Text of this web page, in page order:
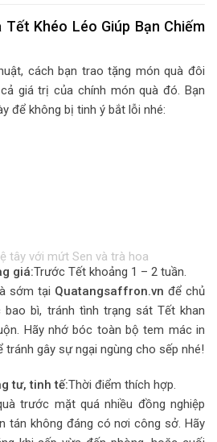
Tết Khéo Léo Giúp Bạn Chiếm
cách bạn trao tặng món quà đôi
giá trị của chính món quà đó. Bạn
để không bị tinh ý bắt lỗi nhé:
giá:Trước Tết khoảng 1 – 2 tuần.
sớm tại Quatangsaffron.vn để chủ
bì, tránh tình trạng sát Tết khan
Hãy nhớ bóc toàn bộ tem mác in
tránh gây sự ngại ngùng cho sếp nhé!
tư, tinh tế:Thời điểm thích hợp.
trước mặt quá nhiều đồng nghiệp
tán không đáng có nơi công sở. Hãy